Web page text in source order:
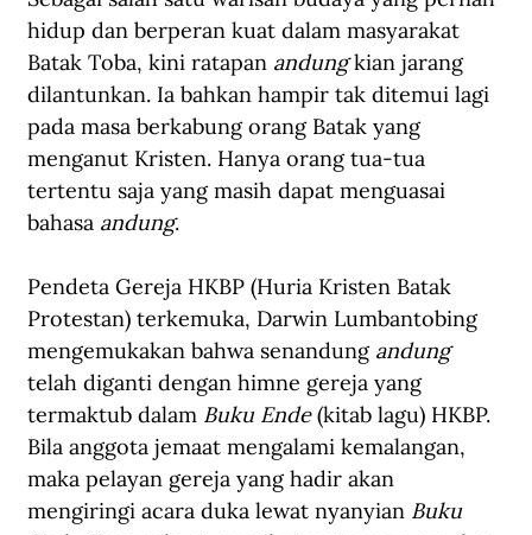
hidup dan berperan kuat dalam masyarakat
Batak Toba, kini ratapan andung kian jarang
dilantunkan. Ia bahkan hampir tak ditemui lagi
pada masa berkabung orang Batak yang
menganut Kristen. Hanya orang tua-tua
tertentu saja yang masih dapat menguasai
bahasa andung.
Pendeta Gereja HKBP (Huria Kristen Batak
Protestan) terkemuka, Darwin Lumbantobing
mengemukakan bahwa senandung andung
telah diganti dengan himne gereja yang
termaktub dalam Buku Ende (kitab lagu) HKBP.
Bila anggota jemaat mengalami kemalangan,
maka pelayan gereja yang hadir akan
mengiringi acara duka lewat nyanyian Buku